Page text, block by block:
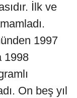
İlk ve
1997
1998
On beş yıl